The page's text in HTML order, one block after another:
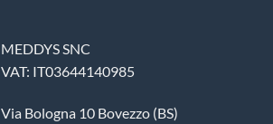
MEDDYS SNC
VAT: IT03644140985
Via Bologna 10 Bovezzo (BS)